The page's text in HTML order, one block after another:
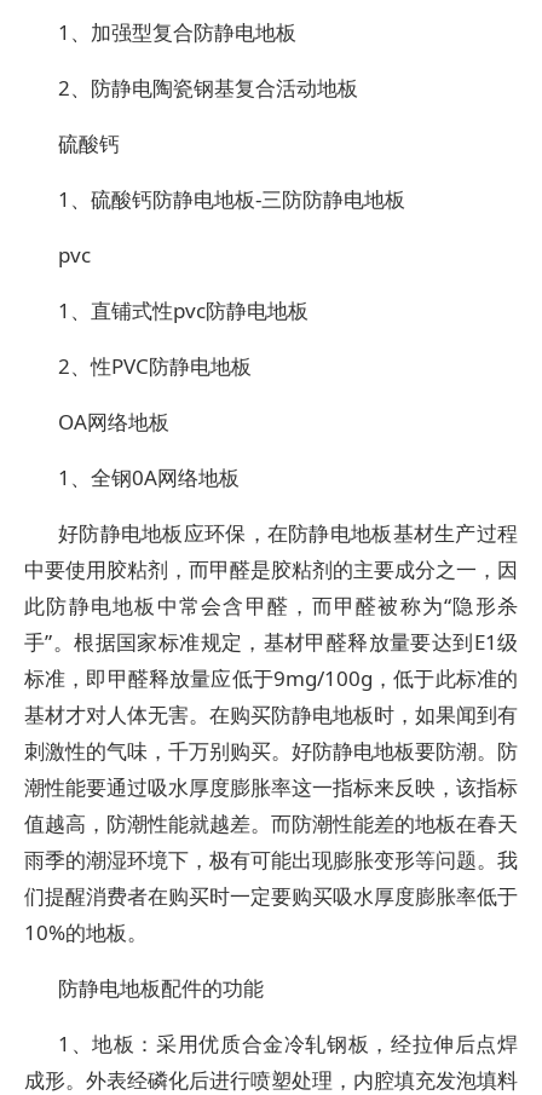
1、加强型复合防静电地板
2、防静电陶瓷钢基复合活动地板
硫酸钙
1、硫酸钙防静电地板-三防防静电地板
pvc
1、直铺式性pvc防静电地板
2、性PVC防静电地板
OA网络地板
1、全钢0A网络地板
好防静电地板应环保，在防静电地板基材生产过程
中要使用胶粘剂，而甲醛是胶粘剂的主要成分之一，因
此防静电地板中常会含甲醛，而甲醛被称为“隐形杀
手”。根据国家标准规定，基材甲醛释放量要达到E1级
标准，即甲醛释放量应低于9mg/100g，低于此标准的
基材才对人体无害。在购买防静电地板时，如果闻到有
刺激性的气味，千万别购买。好防静电地板要防潮。防
潮性能要通过吸水厚度膨胀率这一指标来反映，该指标
值越高，防潮性能就越差。而防潮性能差的地板在春天
雨季的潮湿环境下，极有可能出现膨胀变形等问题。我
们提醒消费者在购买时一定要购买吸水厚度膨胀率低于
10%的地板。
防静电地板配件的功能
1、地板：采用优质合金冷轧钢板，经拉伸后点焊
成形。外表经磷化后进行喷塑处理，内腔填充发泡填料